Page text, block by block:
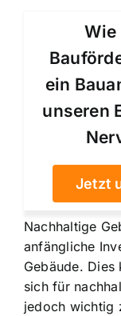
Wie
ein
unseren
Jetzt
Nachhaltige
anfängliche
Gebäude. Dies
sich für
jedoch wichtig